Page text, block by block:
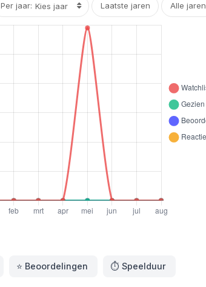
Per jaar: Laatste jaren Alle jaren
⭐️ Beoordelingen ⏱️ Speelduur